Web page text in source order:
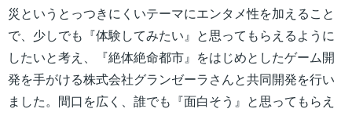
災というとっつきにくいテーマにエンタメ性を加えること
で、少しでも『体験してみたい』と思ってもらえるように
したいと考え、『絶体絶命都市』をはじめとしたゲーム開
発を手がける株式会社グランゼーラさんと共同開発を行い
ました。間口を広く、誰でも『面白そう』と思ってもらえ